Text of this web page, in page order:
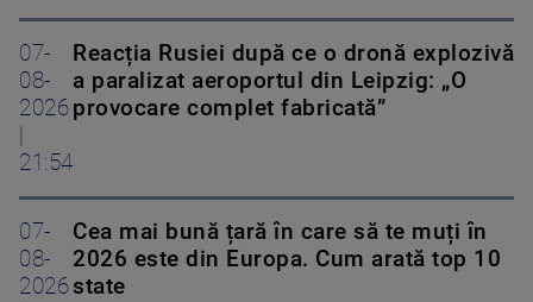
07-
08-
2026
21:54
Reacția Rusiei după ce o dronă explozivă
a paralizat aeroportul din Leipzig: „O
provocare complet fabricată”
07-
08-
2026
Cea mai bună țară în care să te muți în
2026 este din Europa. Cum arată top 10
state